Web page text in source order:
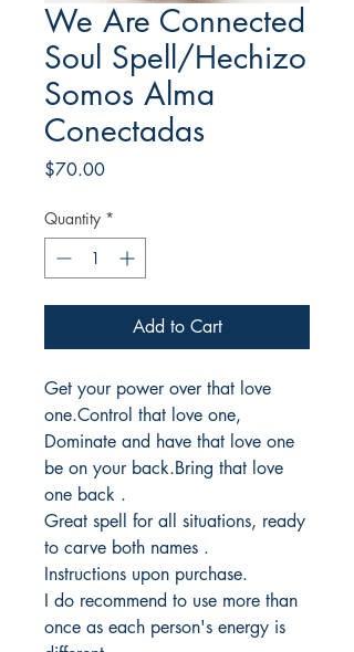
We Are Connected
Soul Spell/Hechizo
Somos Alma
Conectadas
$70.00Price
Quantity *
Add to Cart
Get your power over that love
one.Control that love one,
Dominate and have that love one
be on your back.Bring that love
one back .
Great spell for all situations, ready
to carve both names .
Instructions upon purchase.
I do recommend to use more than
once as each person's energy is